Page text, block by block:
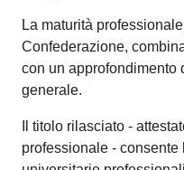
La maturità
Confederazione,
con un approfondimento
generale.
Il titolo rilasciato -
professionale - consente